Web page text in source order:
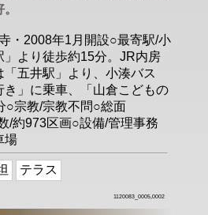
・2008年1月開設○最寄駅/小
」より徒歩約15分。JR内房
五井駅」より、小湊バス
き」に乗車、「山倉こどもの
○宗教/宗教不問○総面
/約973区画○設備/管理事務
場
テラス
1120083_0005,0002